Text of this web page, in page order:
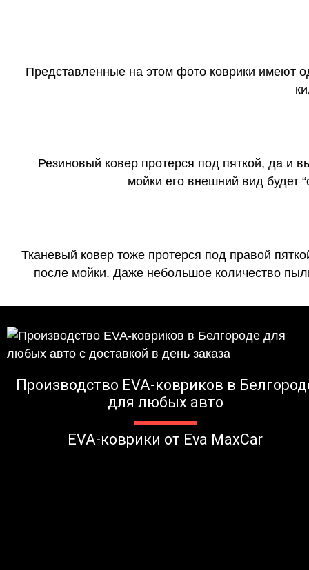
Представленные на этом фото коврики имеют
Резиновый ковер протерся под пяткой, да и
мойки его внешний вид будет
Тканевый ковер тоже протерся под правой
после мойки. Даже небольшое количество
Производство EVA-ковриков в
для любых авто
EVA-коврики от Eva MaxCar